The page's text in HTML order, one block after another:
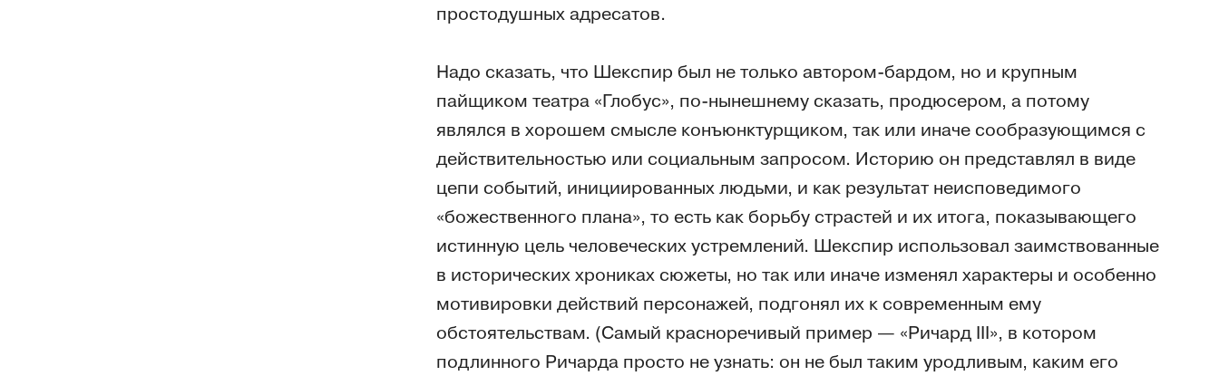
простодушных адресатов.
Надо сказать, что Шекспир был не только автором-бардом, но и крупным
пайщиком театра «Глобус», по-нынешнему сказать, продюсером, а потому
являлся в хорошем смысле конъюнктурщиком, так или иначе сообразующимся с
действительностью или социальным запросом. Историю он представлял в виде
цепи событий, инициированных людьми, и как результат неисповедимого
«божественного плана», то есть как борьбу страстей и их итога, показывающего
истинную цель человеческих устремлений. Шекспир использовал заимствованные
в исторических хрониках сюжеты, но так или иначе изменял характеры и особенно
мотивировки действий персонажей, подгонял их к современным ему
обстоятельствам. (Самый красноречивый пример — «Ричард III», в котором
подлинного Ричарда просто не узнать: он не был таким уродливым, каким его